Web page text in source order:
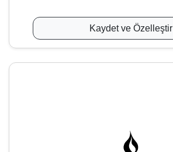
Kaydet ve Özelleştir